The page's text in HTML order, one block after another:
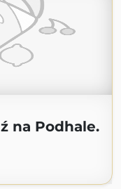
na Podhale.